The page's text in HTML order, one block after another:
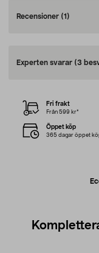
Recensioner (1)
Experten svarar (3
Fri frakt
Från 599 kr*
Öppet köp
365 dagar öppet